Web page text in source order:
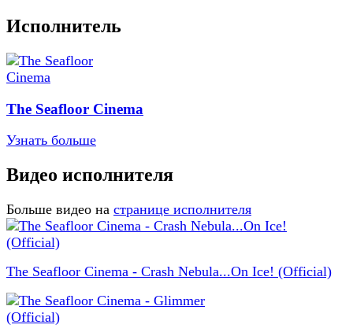
Исполнитель
The Seafloor Cinema
Узнать больше
Видео исполнителя
Больше видео на странице исполнителя
The Seafloor Cinema - Crash Nebula...On Ice! (Official)